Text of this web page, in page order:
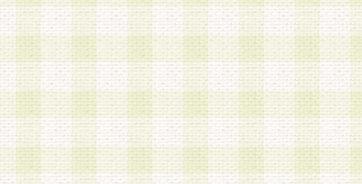
5.当社は、必要と認めた場合、会員に対して、電
手段により登録情報の対象者が会員登録者本人で
の内容が正確であること、アンケートの回答内容
うことができるものとます。
6.会員は、会員登録後当社が定期的に行う登録情
して、当社指定の期間内に更新手続きを行うもの
該期間内に更新手続きを行わない場合、その時点
発行したポイントは失効されるものとします。